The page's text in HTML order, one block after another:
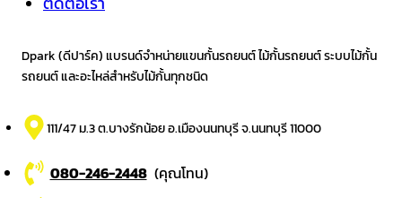
Dpark (ดีปาร์ค) แบรนด์จำหน่ายแขนกั้นรถยนต์ ไม้กั้นรถยนต์ ระบบไม้กั้น
รถยนต์ และอะไหล่สำหรับไม้กั้นทุกชนิด
111/47 ม.3 ต.บางรักน้อย อ.เมืองนนทบุรี จ.นนทบุรี 11000
080-246-2448 (คุณโทน)